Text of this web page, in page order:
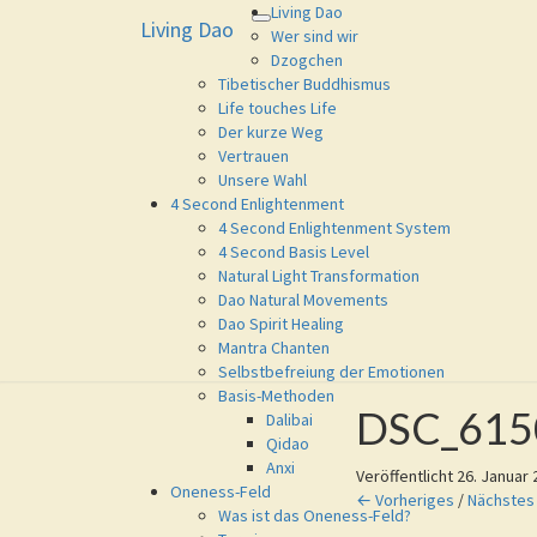
Toggle
navigation
Living Dao
Living Dao
Wer sind wir
Dzogchen
Tibetischer Buddhismus
Life touches Life
Der kurze Weg
Vertrauen
Unsere Wahl
4 Second Enlightenment
4 Second Enlightenment System
4 Second Basis Level
Natural Light Transformation
Dao Natural Movements
Dao Spirit Healing
Mantra Chanten
Selbstbefreiung der Emotionen
Basis-Methoden
Dalibai
Qidao
Anxi
Oneness-Feld
Was ist das Oneness-Feld?
Living Dao
Eure Freiheit ist das Ziel dieses
Veröffentlicht 26. Januar
← Vorheriges /